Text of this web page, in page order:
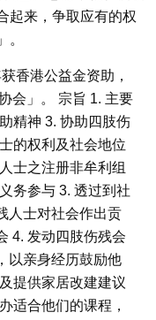
起来，争取应有的权
。
香港公益金资助，
会」。 宗旨 1. 主要
精神 3. 协助四肢伤
的权利及社会地位
士之注册非牟利组
务参与 3. 透过到社
人士对社会作出贡
4. 发动四肢伤残会
以亲身经历鼓励他
提供家居改建建议
适合他们的课程，